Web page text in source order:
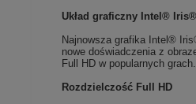
Układ graficzny Intel®
Najnowsza grafika Intel®
nowe doświadczenia z
Full HD w popularnych grach.
Rozdzielczość Full HD